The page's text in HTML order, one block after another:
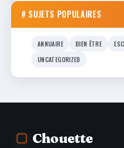
# SUJETS POPULAIRES
ANNUAIRE BIEN ÊTRE
UNCATEGORIZED
Chouette